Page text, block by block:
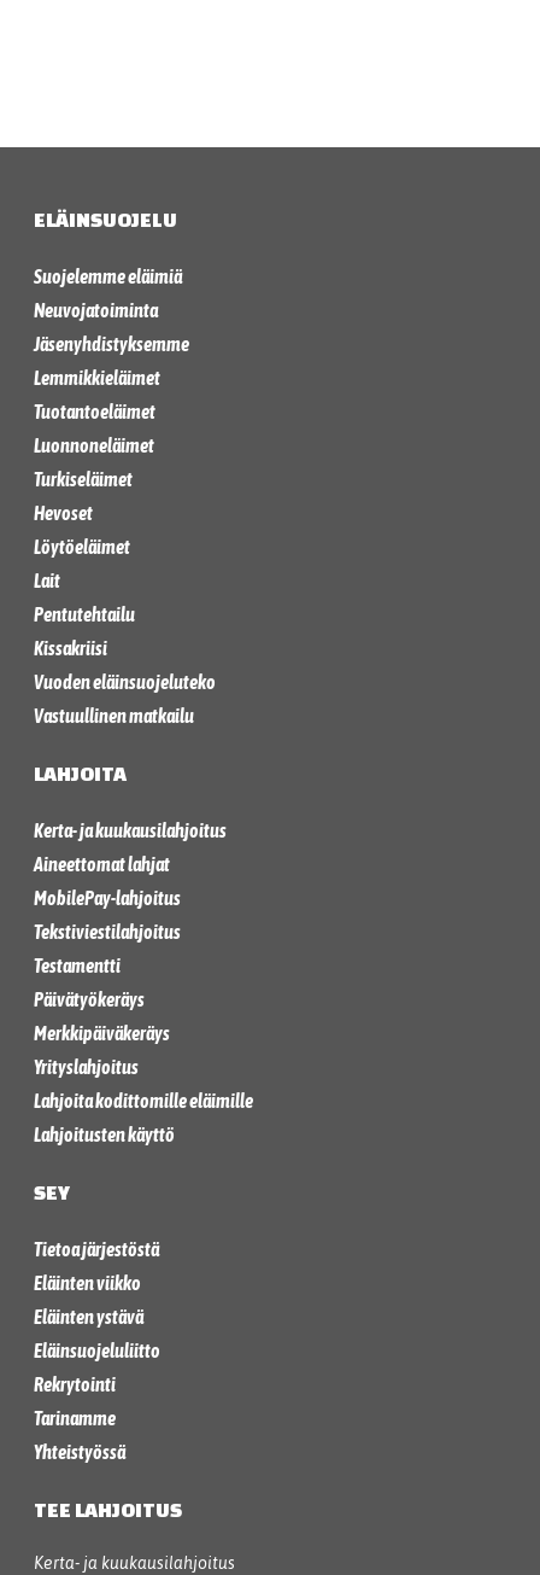
ELÄINSUOJELU
Suojelemme eläimiä
Neuvojatoiminta
Jäsenyhdistyksemme
Lemmikkieläimet
Tuotantoeläimet
Luonnoneläimet
Turkiseläimet
Hevoset
Löytöeläimet
Lait
Pentutehtailu
Kissakriisi
Vuoden eläinsuojeluteko
Vastuullinen matkailu
LAHJOITA
Kerta- ja kuukausilahjoitus
Aineettomat lahjat
MobilePay-lahjoitus
Tekstiviestilahjoitus
Testamentti
Päivätyökeräys
Merkkipäiväkeräys
Yrityslahjoitus
Lahjoita kodittomille eläimille
Lahjoitusten käyttö
SEY
Tietoa järjestöstä
Eläinten viikko
Eläinten ystävä
Eläinsuojeluliitto
Rekrytointi
Tarinamme
Yhteistyössä
TEE LAHJOITUS
Kerta- ja kuukausilahjoitus